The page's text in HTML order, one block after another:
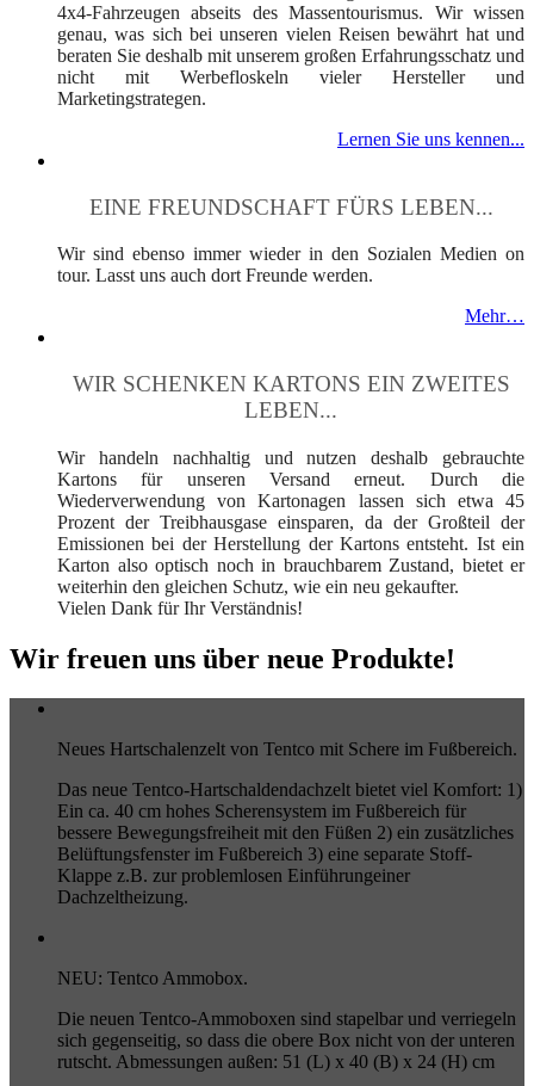
4x4-Fahrzeugen abseits des Massentourismus. Wir wissen
genau, was sich bei unseren vielen Reisen bewährt hat und
beraten Sie deshalb mit unserem großen Erfahrungsschatz und
nicht mit Werbefloskeln vieler Hersteller und
Marketingstrategen.
Lernen Sie uns kennen...
EINE FREUNDSCHAFT FÜRS LEBEN...
Wir sind ebenso immer wieder in den Sozialen Medien on
tour. Lasst uns auch dort Freunde werden.
Mehr…
WIR SCHENKEN KARTONS EIN ZWEITES
LEBEN...
Wir handeln nachhaltig und nutzen deshalb gebrauchte
Kartons für unseren Versand erneut. Durch die
Wiederverwendung von Kartonagen lassen sich etwa 45
Prozent der Treibhausgase einsparen, da der Großteil der
Emissionen bei der Herstellung der Kartons entsteht. Ist ein
Karton also optisch noch in brauchbarem Zustand, bietet er
weiterhin den gleichen Schutz, wie ein neu gekaufter.
Vielen Dank für Ihr Verständnis!
Wir freuen uns über neue Produkte!
Neues Hartschalenzelt von Tentco mit Schere im Fußbereich.
Das neue Tentco-Hartschaldendachzelt bietet viel Komfort: 1)
Ein ca. 40 cm hohes Scherensystem im Fußbereich für
bessere Bewegungsfreiheit mit den Füßen 2) ein zusätzliches
Belüftungsfenster im Fußbereich 3) eine separate Stoff-
Klappe z.B. zur problemlosen Einführungeiner
Dachzeltheizung.
NEU: Tentco Ammobox.
Die neuen Tentco-Ammoboxen sind stapelbar und verriegeln
sich gegenseitig, so dass die obere Box nicht von der unteren
rutscht. Abmessungen außen: 51 (L) x 40 (B) x 24 (H) cm